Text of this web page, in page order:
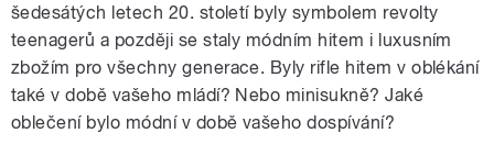
šedesátých letech 20. století byly symbolem revolty
teenagerů a později se staly módním hitem i luxusním
zbožím pro všechny generace. Byly rifle hitem v oblékání
také v době vašeho mládí? Nebo minisukně? Jaké
oblečení bylo módní v době vašeho dospívání?